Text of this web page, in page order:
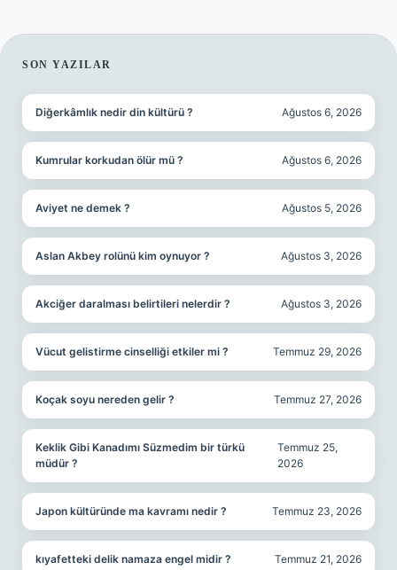
SIDEBAR
SON YAZILAR
Diğerkâmlık nedir din kültürü ? Ağustos 6, 2026
Kumrular korkudan ölür mü ? Ağustos 6, 2026
Aviyet ne demek ? Ağustos 5, 2026
Aslan Akbey rolünü kim oynuyor ? Ağustos 3, 2026
Akciğer daralması belirtileri nelerdir ? Ağustos 3, 2026
Vücut gelistirme cinselliği etkiler mi ? Temmuz 29, 2026
Koçak soyu nereden gelir ? Temmuz 27, 2026
Keklik Gibi Kanadımı Süzmedim bir türkü
müdür ?
Temmuz 25,
2026
Japon kültüründe ma kavramı nedir ? Temmuz 23, 2026
kıyafetteki delik namaza engel midir ? Temmuz 21, 2026